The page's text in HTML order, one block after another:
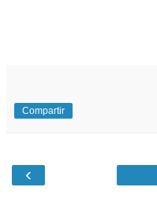
Compartir
‹